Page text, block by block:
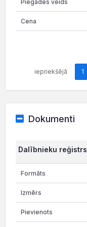
iepriekšējā 1
Dokumenti
Dalībnieku reģistrs